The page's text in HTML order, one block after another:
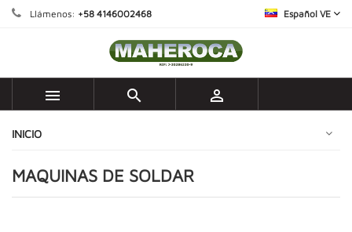
Llámenos: +58 4146002468 Español VE
  
INICIO
MAQUINAS DE SOLDAR